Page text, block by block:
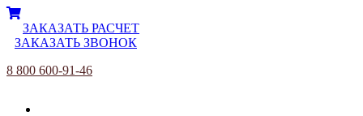
ЗАКАЗАТЬ РАСЧЕТ
ЗАКАЗАТЬ ЗВОНОК
8 800 600-91-46